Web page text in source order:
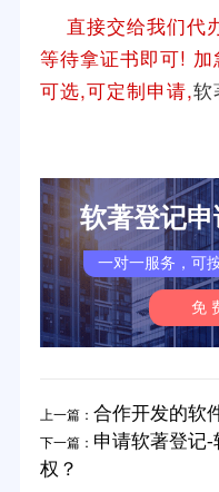
直接交给我们代
等待拿证书即可!
可选,可定制申请,软
软著登记申
一对一服务，可
免
上一篇： 合作开发的软
下一篇： 申请软著登记
权？